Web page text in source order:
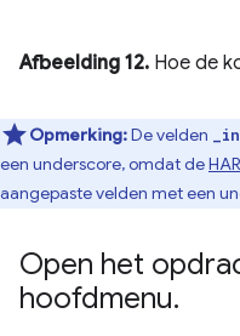
Afbeelding 12. Hoe de
Opmerking:De velden
een underscore, omdat de
aangepaste velden met een
Open het
hoofdmenu.